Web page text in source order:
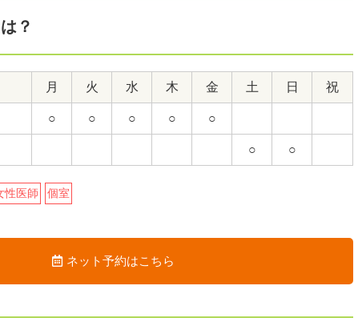
？
月 火 水 木 金 土 日 祝
○ ○ ○ ○ ○
○ ○
性医師 個室
ネット予約はこちら